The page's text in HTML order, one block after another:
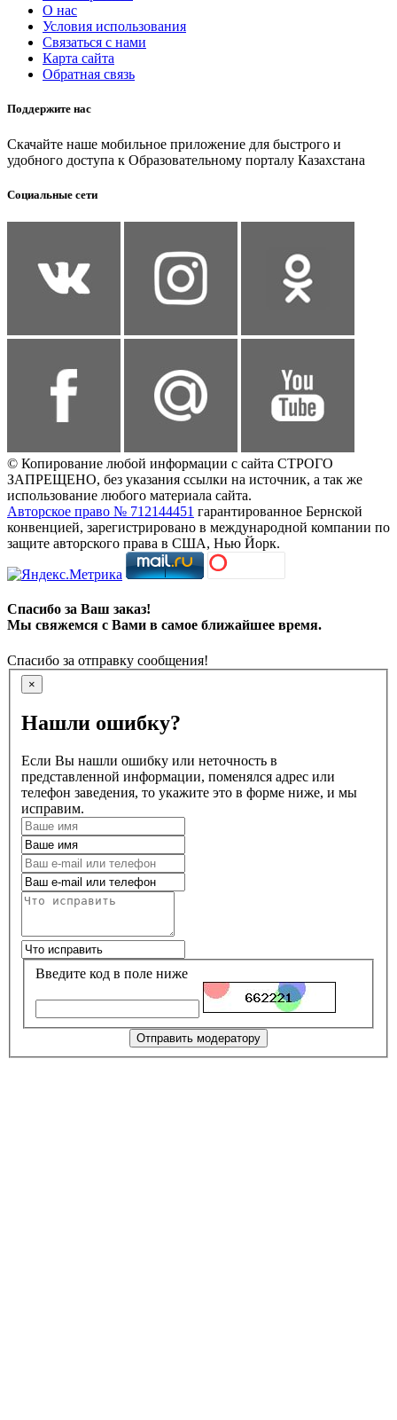
О нас
Условия использования
Связаться с нами
Карта сайта
Обратная связь
Поддержите нас
Скачайте наше мобильное приложение для быстрого и
удобного доступа к Образовательному порталу Казахстана
Социальные сети
© Копирование любой информации с сайта СТРОГО
ЗАПРЕЩЕНО, без указания ссылки на источник, а так же
использование любого материала сайта.
Авторское право № 712144451 гарантированное Бернской
конвенцией, зарегистрировано в международной компании по
защите авторского права в США, Нью Йорк.
Спасибо за Ваш заказ!
Мы свяжемся с Вами в самое ближайшее время.
Спасибо за отправку сообщения!
×
Нашли ошибку?
Если Вы нашли ошибку или неточность в
представленной информации, поменялся адрес или
телефон заведения, то укажите это в форме ниже, и мы
исправим.
Введите код в поле ниже
Отправить модератору